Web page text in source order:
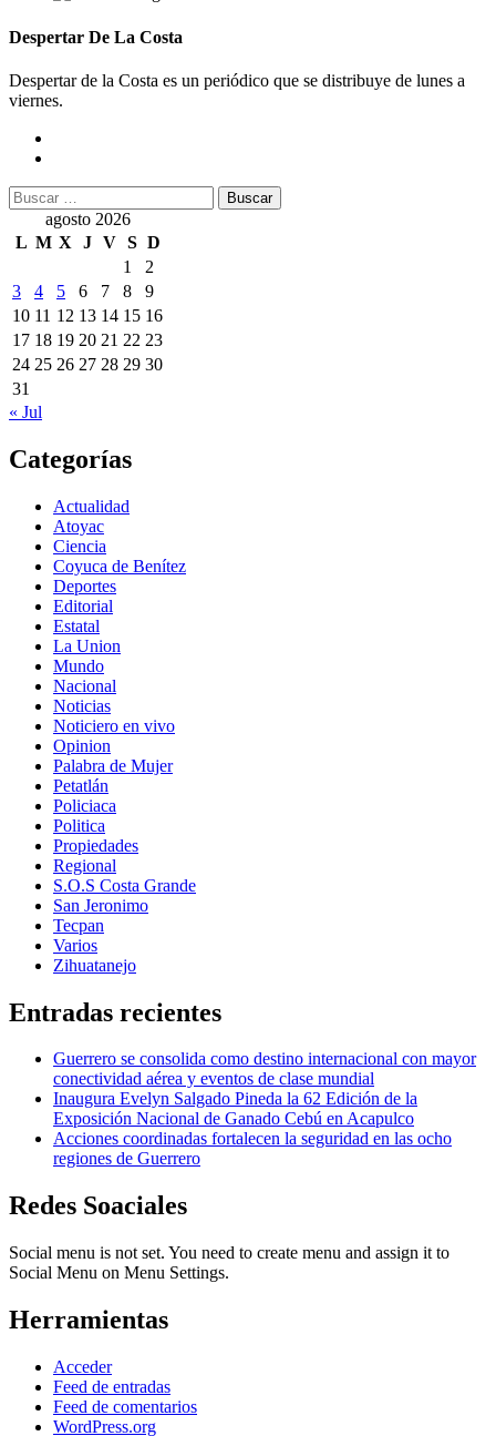
Despertar De La Costa
Despertar de la Costa es un periódico que se distribuye de lunes a
viernes.
Buscar:
agosto 2026
L M X J V S D
1
2
3
4 5 6 7 8
9
10 11 12 13 14 15 16
17 18 19 20 21 22 23
24 25 26 27 28 29 30
31
« Jul
Categorías
Actualidad
Atoyac
Ciencia
Coyuca de Benítez
Deportes
Editorial
Estatal
La Union
Mundo
Nacional
Noticias
Noticiero en vivo
Opinion
Palabra de Mujer
Petatlán
Policiaca
Politica
Propiedades
Regional
S.O.S Costa Grande
San Jeronimo
Tecpan
Varios
Zihuatanejo
Entradas recientes
Guerrero se consolida como destino internacional con mayor
conectividad aérea y eventos de clase mundial
Inaugura Evelyn Salgado Pineda la 62 Edición de la
Exposición Nacional de Ganado Cebú en Acapulco
Acciones coordinadas fortalecen la seguridad en las ocho
regiones de Guerrero
Redes Soaciales
Social menu is not set. You need to create menu and assign it to
Social Menu on Menu Settings.
Herramientas
Acceder
Feed de entradas
Feed de comentarios
WordPress.org